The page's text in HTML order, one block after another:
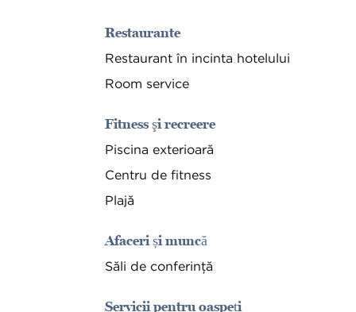
Restaurante
Restaurant în incinta hotelului
Room service
Fitness şi recreere
Piscina exterioară
Centru de fitness
Plajă
Afaceri și muncă
Săli de conferință
Servicii pentru oaspeți